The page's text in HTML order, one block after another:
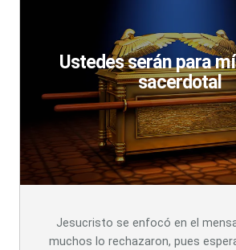
Ustedes serán para
sacerdotal
Jesucristo se enfocó en el
muchos lo rechazaron, pues